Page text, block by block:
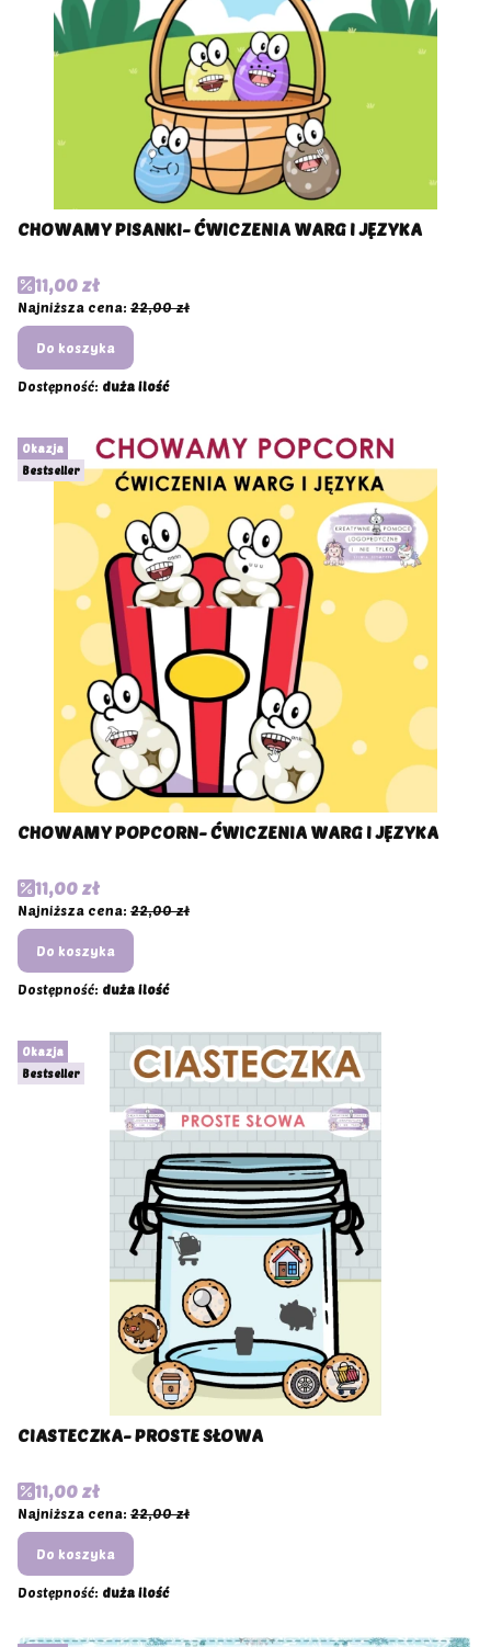
CHOWAMY PISANKI- ĆWICZENIA WARG I JĘZYKA
Cena promocyjna
11,00 zł
Najniższa cena: 22,00 zł
Do koszyka
Dostępność: duża ilość
Okazja
Bestseller
CHOWAMY POPCORN- ĆWICZENIA WARG I JĘZYKA
Cena promocyjna
11,00 zł
Najniższa cena: 22,00 zł
Do koszyka
Dostępność: duża ilość
Okazja
Bestseller
CIASTECZKA- PROSTE SŁOWA
Cena promocyjna
11,00 zł
Najniższa cena: 22,00 zł
Do koszyka
Dostępność: duża ilość